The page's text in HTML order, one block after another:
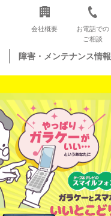
会社概要
お電話での
ご相談
障害・メンテナンス情報